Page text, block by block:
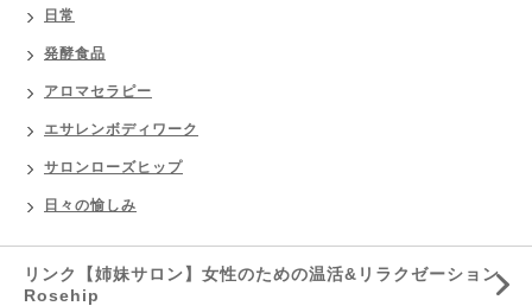
日常
発酵食品
アロマセラピー
エサレンボディワーク
サロンローズヒップ
日々の愉しみ
リンク【姉妹サロン】女性のための温活&リラクゼーション
Rosehip